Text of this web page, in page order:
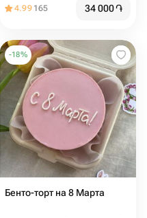
4.99 165 34 000֏
-18%
Бенто-торт на 8 Марта